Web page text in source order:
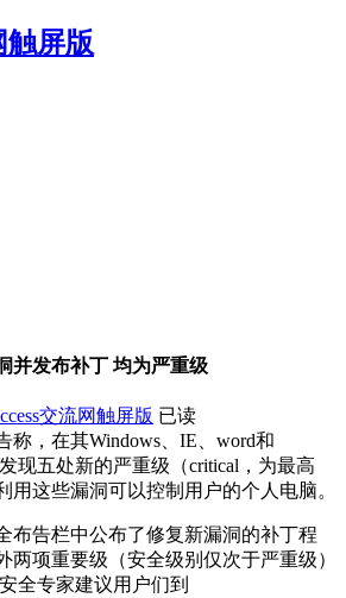
并发布补丁 均为严重级
交流网触屏版 已读
，在其Windows、IE、word和
现五处新的严重级（critical，为最高
用这些漏洞可以控制用户的个人电脑。
告栏中公布了修复新漏洞的补丁程
两项重要级（安全级别仅次于严重级）
全专家建议用户们到